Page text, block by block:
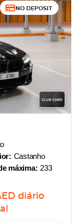
NO DEPOSIT
Castanho
máxima: 233
diário